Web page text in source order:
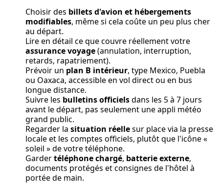
Choisir des billets d'avion et hébergements
modifiables, même si cela coûte un peu plus cher
au départ.
Lire en détail ce que couvre réellement votre
assurance voyage(annulation, interruption,
retards, rapatriement).
Prévoir un plan B intérieur, type Mexico, Puebla
ou Oaxaca, accessible en vol direct ou en bus
longue distance.
Suivre les bulletins officielsdans les 5 à 7 jours
avant le départ, pas seulement une appli météo
grand public.
Regarder la situation réellesur place via la presse
locale et les comptes officiels, plutôt que l'icône «
soleil » de votre téléphone.
Gardertéléphone chargé, batterie externe,
documents protégés et consignes de l'hôtel à
portée de main.